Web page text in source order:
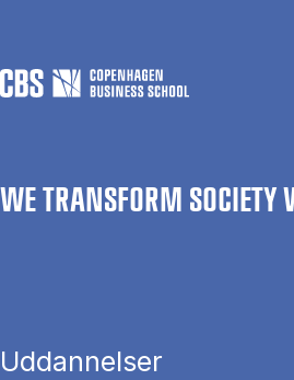
WE TRANSFORM SOCIETY
Uddannelser